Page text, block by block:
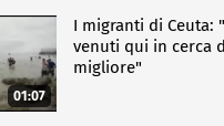
01:07
I migranti di Ceuta:
venuti qui in cerca
migliore"